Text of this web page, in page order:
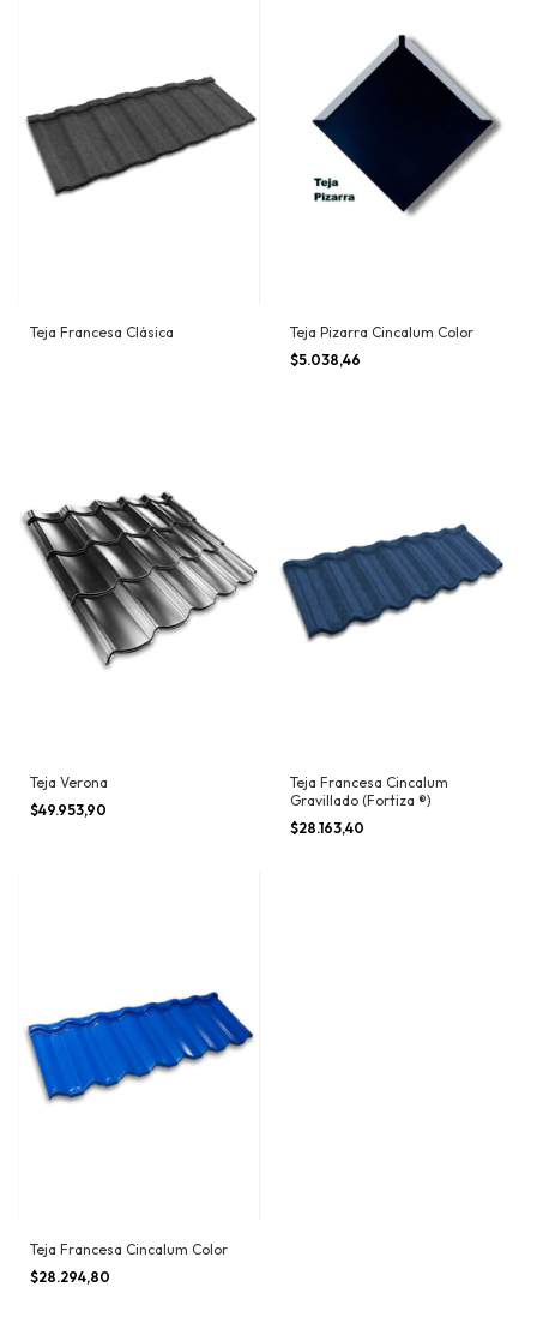
Teja Francesa Clásica
Teja Pizarra Cincalum Color
$5.038,46
Teja Verona
$49.953,90
Teja Francesa Cincalum
Gravillado (Fortiza ®)
$28.163,40
Teja Francesa Cincalum Color
$28.294,80